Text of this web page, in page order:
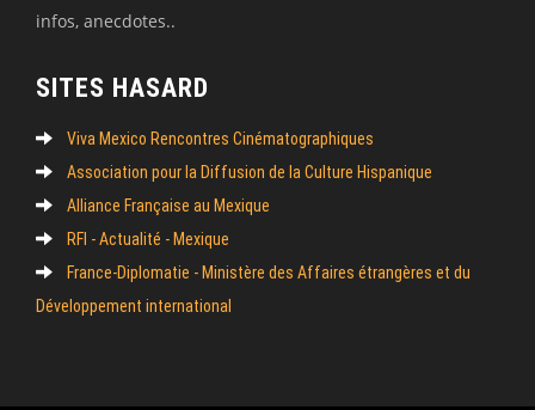
infos, anecdotes..
SITES HASARD
Viva Mexico Rencontres Cinématographiques
Association pour la Diffusion de la Culture Hispanique
Alliance Française au Mexique
RFI - Actualité - Mexique
France-Diplomatie - Ministère des Affaires étrangères et du
Développement international